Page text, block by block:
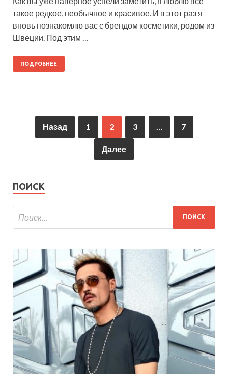
такое редкое, необычное и красивое. И в этот раз я
вновь познакомлю вас с брендом косметики, родом из
Швеции. Под этим …
ПОДРОБНЕЕ
Назад 1 2 3 7
Далее
ПОИСК